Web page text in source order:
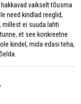
vaikselt tõusma
need kindlad reeglid,
millest ei suuda lahti
et see konkreetne
kindel, mida edasi teha,